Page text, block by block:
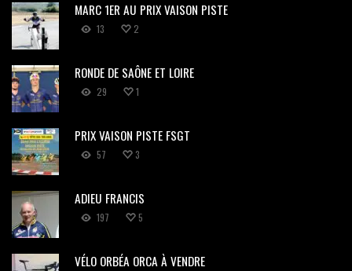
MARC 1ER AU PRIX VAISON PISTE
13 2
RONDE DE SAÔNE ET LOIRE
29 1
PRIX VAISON PISTE FSGT
57 3
ADIEU FRANCIS
197 5
VÉLO ORBÉA ORCA À VENDRE